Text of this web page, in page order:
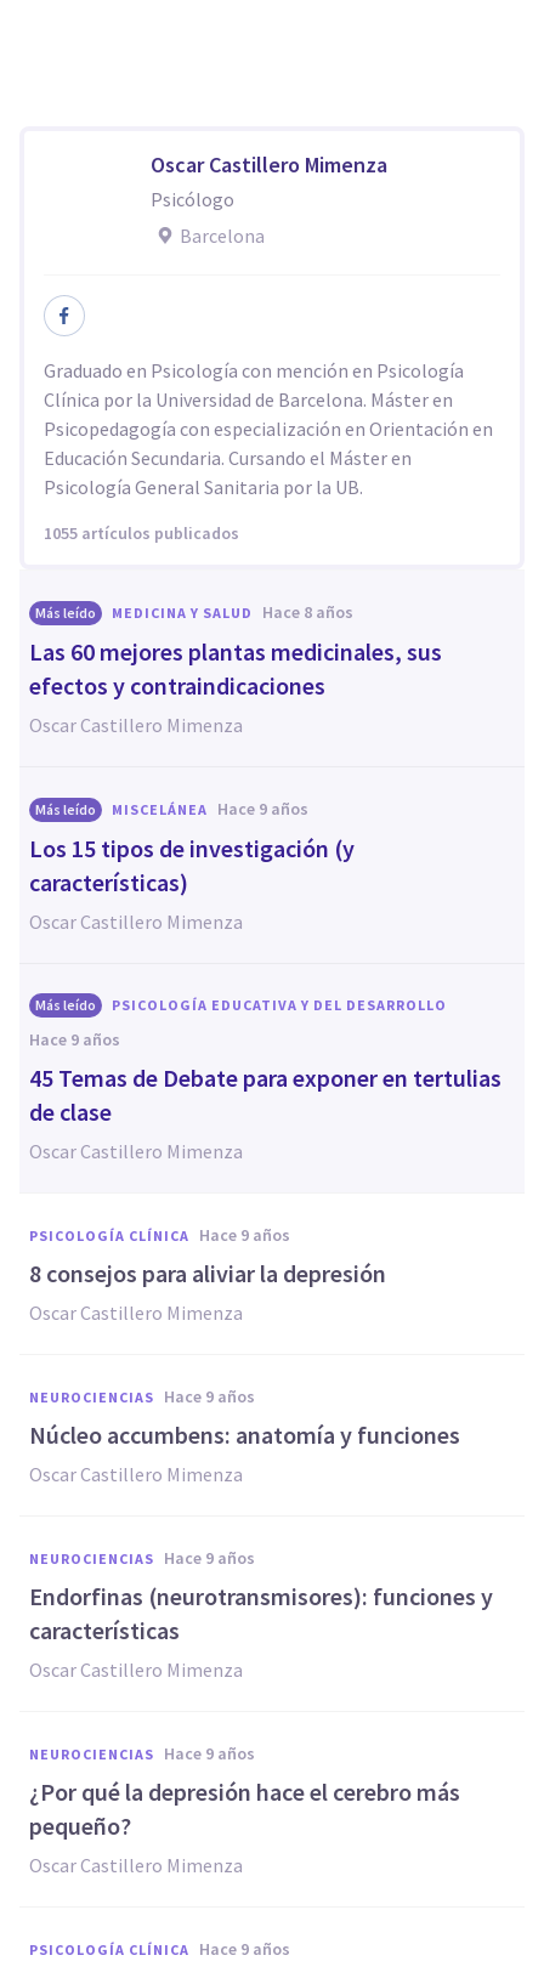
Oscar Castillero Mimenza
Psicólogo
Barcelona
Graduado en Psicología con mención en Psicología
Clínica por la Universidad de Barcelona. Máster en
Psicopedagogía con especialización en Orientación en
Educación Secundaria. Cursando el Máster en
Psicología General Sanitaria por la UB.
1055 artículos publicados
Más leído MEDICINA Y SALUD hace 8 años
Las 60 mejores plantas medicinales, sus
efectos y contraindicaciones
Oscar Castillero Mimenza
Más leído MISCELÁNEA hace 9 años
Los 15 tipos de investigación (y
características)
Oscar Castillero Mimenza
Más leído PSICOLOGÍA EDUCATIVA Y DEL DESARROLLO
hace 9 años
45 Temas de Debate para exponer en tertulias
de clase
Oscar Castillero Mimenza
PSICOLOGÍA CLÍNICA hace 9 años
​8 consejos para aliviar la depresión
Oscar Castillero Mimenza
NEUROCIENCIAS hace 9 años
​Núcleo accumbens: anatomía y funciones
Oscar Castillero Mimenza
NEUROCIENCIAS hace 9 años
​Endorfinas (neurotransmisores): funciones y
características
Oscar Castillero Mimenza
NEUROCIENCIAS hace 9 años
​¿Por qué la depresión hace el cerebro más
pequeño?
Oscar Castillero Mimenza
PSICOLOGÍA CLÍNICA hace 9 años